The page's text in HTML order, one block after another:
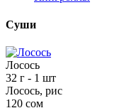
Суши
Лосось
32 г - 1 шт
Лосось, рис
120 сом